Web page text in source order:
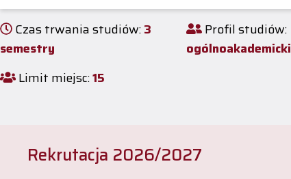
Czas trwania studiów:3
semestry
Profil studiów:
ogólnoakademicki
Limit miejsc:15
Rekrutacja 2026/2027